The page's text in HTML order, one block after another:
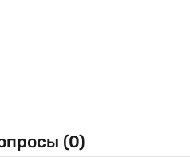
(0)